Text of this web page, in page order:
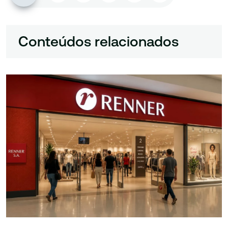
Conteúdos relacionados